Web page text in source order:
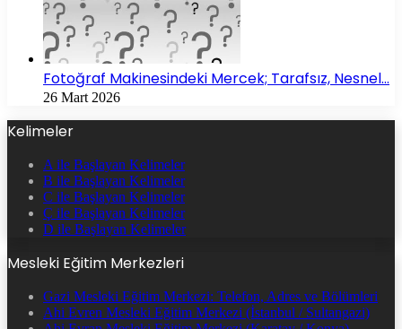
Fotoğraf Makinesindeki Mercek; Tarafsız, Nesnel…
26 Mart 2026
Kelimeler
A ile Başlayan Kelimeler
B ile Başlayan Kelimeler
C ile Başlayan Kelimeler
Ç ile Başlayan Kelimeler
D ile Başlayan Kelimeler
Mesleki Eğitim Merkezleri
Gazi Mesleki Eğitim Merkezi: Telefon, Adres ve Bölümleri
Ahi Evren Mesleki Eğitim Merkezi (İstanbul / Sultangazi)